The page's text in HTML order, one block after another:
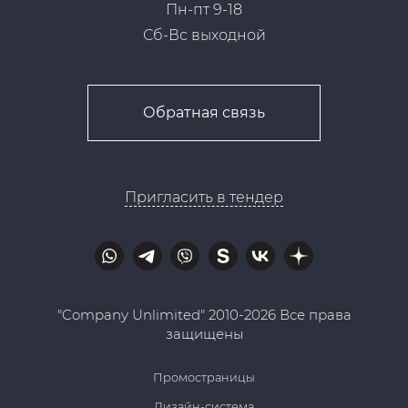
Пн-пт 9-18
Сб-Вс выходной
Обратная связь
Пригласить в тендер
"Company Unlimited" 2010-2026 Все права
защищены
Промостраницы